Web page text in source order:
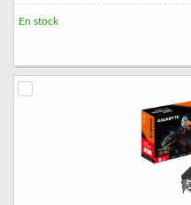
En stock